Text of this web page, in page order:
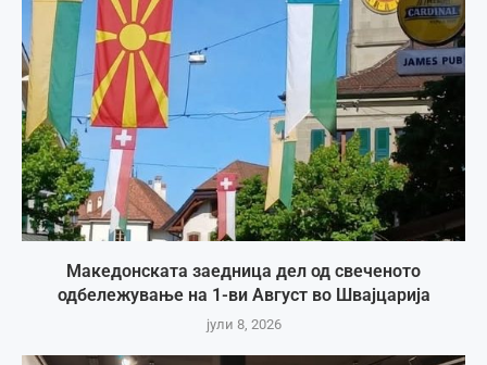
Македонската заедница дел од свеченото
одбележување на 1-ви Август во Швајцарија
јули 8, 2026